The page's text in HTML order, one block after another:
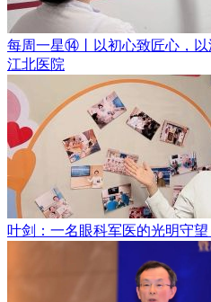
每周一星⑭丨以初心致匠心，
江北医院
叶剑：一名眼科军医的光明守望